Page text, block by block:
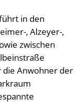
in den
, Alzeyer-,
zwischen
Anwohner der